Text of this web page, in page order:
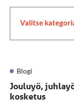
Valitse
Blogi
Jouluyö,
kosketus